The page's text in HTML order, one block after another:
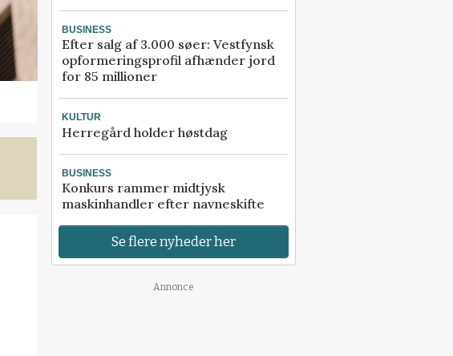
BUSINESS
Efter salg af 3.000 søer: Vestfynsk
opformeringsprofil afhænder jord
for 85 millioner
KULTUR
Herregård holder høstdag
BUSINESS
Konkurs rammer midtjysk
maskinhandler efter navneskifte
Se flere nyheder her
Annonce